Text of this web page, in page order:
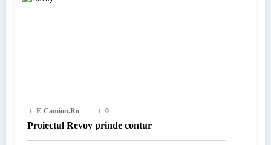
E-Camion.ro 0
Proiectul Revoy prinde contur